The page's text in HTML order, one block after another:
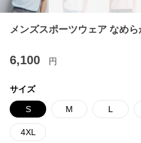
メンズスポーツウェア なめ
6,100 円
サイズ
S M L
4XL